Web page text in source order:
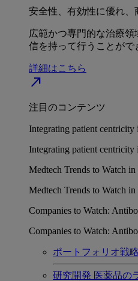
安全性、有効性に優れ、
広範かつ専門的な治療
信を持って行うことがで
詳細はこちら
north_east
注目のコンテンツ
Integrating patient centricity
Integrating patient centricity
Medtech Trends to Watch in
Medtech Trends to Watch in
Companies to Watch:
Companies to Watch:
ポートフォリオ戦
研究開発 医薬品の